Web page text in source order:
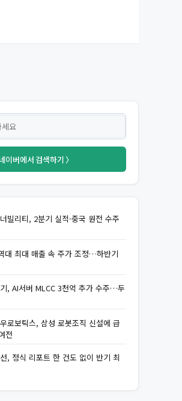
네이버에서 검색하기 〉
빌리티, 2분기 실적·중국 원전 수주
대 최대 매출 속 주가 조정…하반기
, AI서버 MLCC 3천억 추가 수주…두
로보틱스, 삼성 로봇조직 신설에 급
전
, 정식 리포트 한 건도 없이 반기 최